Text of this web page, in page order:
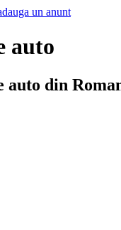
un anunt
auto
auto din